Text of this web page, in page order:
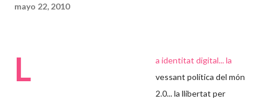
mayo 22, 2010
L a identitat digital... la
vessant política del món
2.0... la llibertat per